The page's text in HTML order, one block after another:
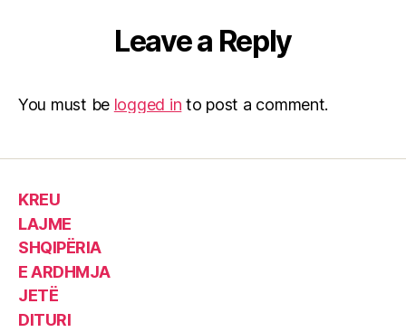
Leave a Reply
You must be logged in to post a comment.
KREU
LAJME
SHQIPËRIA
E ARDHMJA
JETË
DITURI